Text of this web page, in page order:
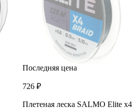
Последняя цена
726 ₽
Плетеная леска SALMO Elite х4